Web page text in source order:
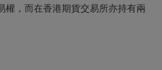
權，⽽在⾹港期貨交易所亦持有兩